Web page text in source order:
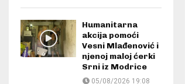
Humanitarna
akcija pomoći
Vesni Mlađenović i
njenoj maloj ćerki
Srni iz Modrice
05/08/2026 19:08